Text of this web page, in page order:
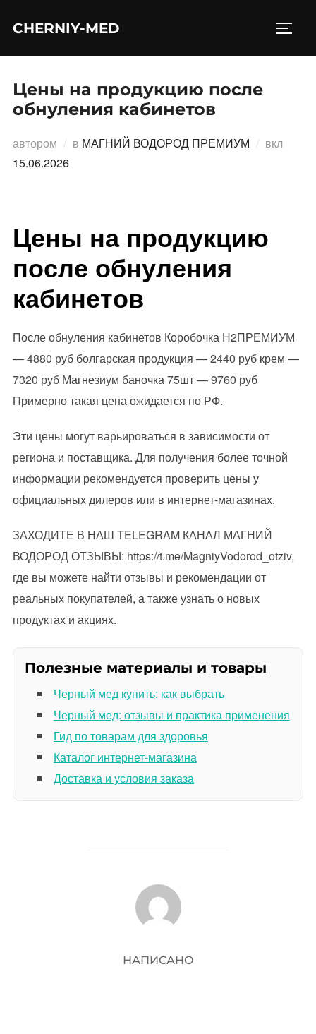
CHERNIY-MED
Цены на продукцию после
обнуления кабинетов
автором в МАГНИЙ ВОДОРОД ПРЕМИУМ вкл
15.06.2026
Цены на продукцию
после обнуления
кабинетов
После обнуления кабинетов Коробочка Н2ПРЕМИУМ
— 4880 руб болгарская продукция — 2440 руб крем —
7320 руб Магнезиум баночка 75шт — 9760 руб
Примерно такая цена ожидается по РФ.
Эти цены могут варьироваться в зависимости от
региона и поставщика. Для получения более точной
информации рекомендуется проверить цены у
официальных дилеров или в интернет-магазинах.
ЗАХОДИТЕ В НАШ TELEGRAM КАНАЛ МАГНИЙ
ВОДОРОД ОТЗЫВЫ: https://t.me/MagniyVodorod_otziv,
где вы можете найти отзывы и рекомендации от
реальных покупателей, а также узнать о новых
продуктах и акциях.
Полезные материалы и товары
Черный мед купить: как выбрать
Черный мед: отзывы и практика применения
Гид по товарам для здоровья
Каталог интернет-магазина
Доставка и условия заказа
АВТОР ЗАПИСИ
НАПИСАНО